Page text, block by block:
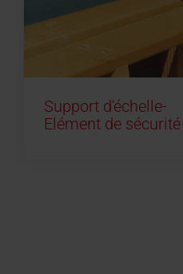
Support d'échelle-
Elément de sécurité